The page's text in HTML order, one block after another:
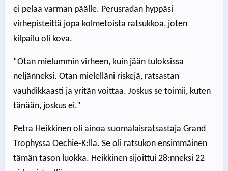
ei pelaa varman päälle. Perusradan hyppäsi
virhepisteittä jopa kolmetoista ratsukkoa, joten
kilpailu oli kova.
“Otan mielummin virheen, kuin jään tuloksissa
neljänneksi. Otan mielelläni riskejä, ratsastan
vauhdikkaasti ja yritän voittaa. Joskus se toimii, kuten
tänään, joskus ei.”
Petra Heikkinen oli ainoa suomalaisratsastaja Grand
Trophyssa Oechie-K:lla. Se oli ratsukon ensimmäinen
tämän tason luokka. Heikkinen sijoittui 28:nneksi 22